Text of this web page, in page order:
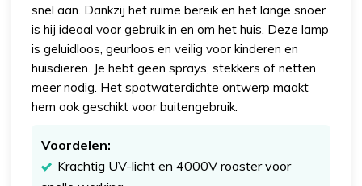
snel aan. Dankzij het ruime bereik en het lange snoer
is hij ideaal voor gebruik in en om het huis. Deze lamp
is geluidloos, geurloos en veilig voor kinderen en
huisdieren. Je hebt geen sprays, stekkers of netten
meer nodig. Het spatwaterdichte ontwerp maakt
hem ook geschikt voor buitengebruik.
Voordelen:
Krachtig UV-licht en 4000V rooster voor